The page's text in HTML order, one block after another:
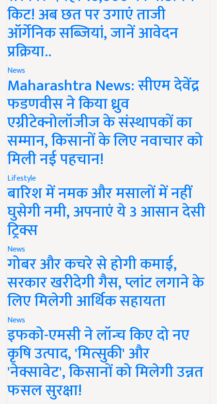
किट! अब छत पर उगाएं ताजी
ऑर्गेनिक सब्जियां, जानें आवेदन
प्रक्रिया..
News
Maharashtra News: सीएम देवेंद्र
फडणवीस ने किया ध्रुव
एग्रीटेक्नोलॉजीज के संस्थापकों का
सम्मान, किसानों के लिए नवाचार को
मिली नई पहचान!
Lifestyle
बारिश में नमक और मसालों में नहीं
घुसेगी नमी, अपनाएं ये 3 आसान देसी
ट्रिक्स
News
गोबर और कचरे से होगी कमाई,
सरकार खरीदेगी गैस, प्लांट लगाने के
लिए मिलेगी आर्थिक सहायता
News
इफको-एमसी ने लॉन्च किए दो नए
कृषि उत्पाद, 'मित्सुकी' और
'नेक्सावेट', किसानों को मिलेगी उन्नत
फसल सुरक्षा!